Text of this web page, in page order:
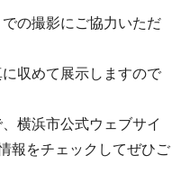
の撮影にご協力いただ
収めて展示しますので
横浜市公式ウェブサイ
報をチェックしてぜひご